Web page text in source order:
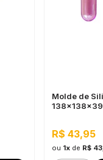
Molde de
138x138x39
R$ 43,95
ou 1xde R$